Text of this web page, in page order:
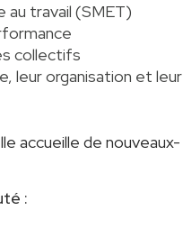
travail (SMET)
collectifs
leur organisation et leur
accueille de nouveaux-
: